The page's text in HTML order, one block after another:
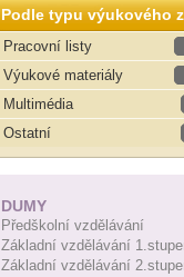
Podle typu výukového
Pracovní listy
Výukové materiály
Multimédia
Ostatní
DUMY
Předškolní vzdělávání
Základní vzdělávání
Základní vzdělávání